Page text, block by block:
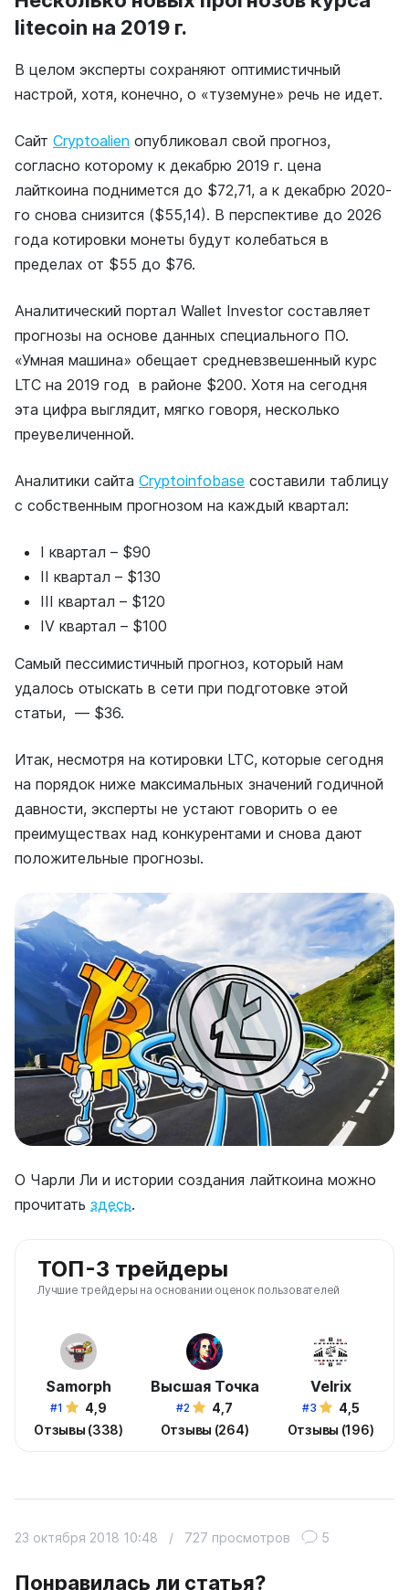
litecoin на 2019 г.
В целом эксперты сохраняют оптимистичный
настрой, хотя, конечно, о «туземуне» речь не идет.
Сайт Сryptoalien опубликовал свой прогноз,
согласно которому к декабрю 2019 г. цена
лайткоина поднимется до $72,71, а к декабрю 2020-
го снова снизится ($55,14). В перспективе до 2026
года котировки монеты будут колебаться в
пределах от $55 до $76.
Аналитический портал Wallet Investor составляет
прогнозы на основе данных специального ПО.
«Умная машина» обещает средневзвешенный курс
LTC на 2019 год в районе $200. Хотя на сегодня
эта цифра выглядит, мягко говоря, несколько
преувеличенной.
Аналитики сайта Сryptoinfobase составили таблицу
с собственным прогнозом на каждый квартал:
I квартал – $90
II квартал – $130
III квартал – $120
IV квартал – $100
Самый пессимистичный прогноз, который нам
удалось отыскать в сети при подготовке этой
статьи, ― $36.
Итак, несмотря на котировки LTC, которые сегодня
на порядок ниже максимальных значений годичной
давности, эксперты не устают говорить о ее
преимуществах над конкурентами и снова дают
положительные прогнозы.
О Чарли Ли и истории создания лайткоина можно
прочитать здесь.
ТОП-3 трейдеры
Лучшие трейдеры на основании оценок пользователей
Samorph
#1
4,9
Отзывы (338)
Высшая Точка
#2
4,7
Отзывы (264)
Velrix
#3
4,5
Отзывы (196)
Понравилась ли статья?
23 октября 2018 10:48 / 727 просмотров 5